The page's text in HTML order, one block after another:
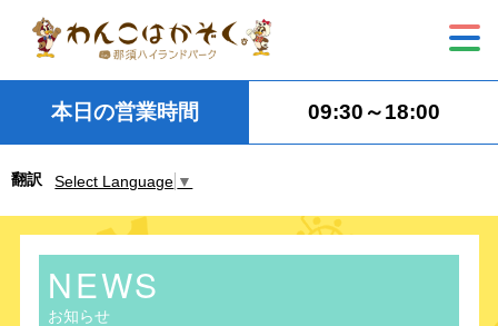
本日の営業時間 09:30～18:00
翻訳 Select Language ▼
NEWS
お知らせ